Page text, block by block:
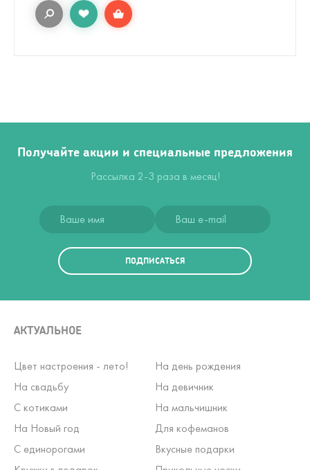
Получайте акции и специальные предложения
Рассылка 2-3 раза в месяц!
ПОДПИСАТЬСЯ
АКТУАЛЬНОЕ
Цвет настроения - лето!
На день рождения
На свадьбу
На девичник
С котиками
На мальчишник
На Новый год
Для кофеманов
С единорогами
Вкусные подарки